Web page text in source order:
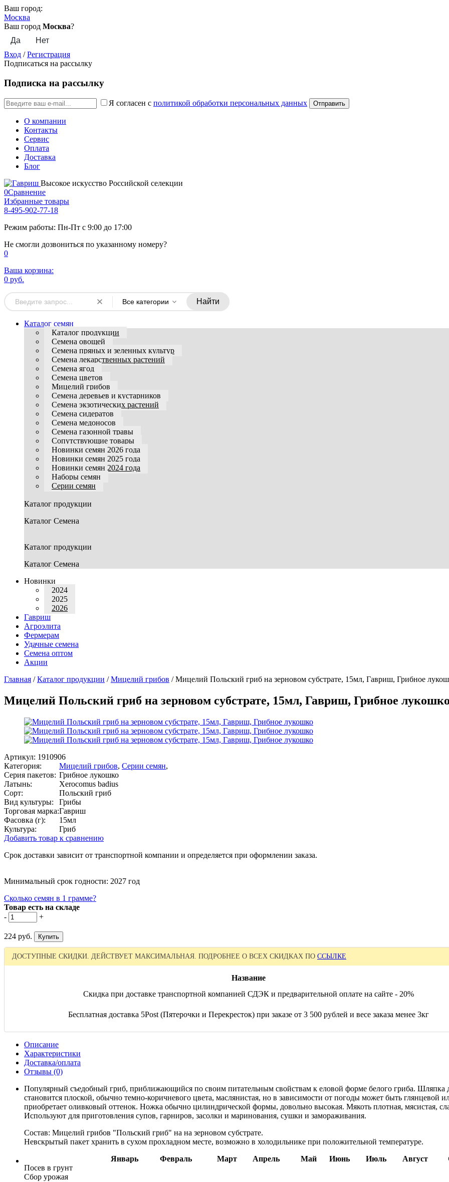
Ваш город:
Москва
Ваш город Москва?
Вход /Регистрация
Подписаться на рассылку
Подписка на рассылку
Я согласен с политикой обработки персональных данных
О компании
Контакты
Сервис
Оплата
Доставка
Блог
Высокое искусство Российской селекции
0Сравнение
Избранные товары
8-495-902-77-18
Режим работы: Пн-Пт с 9:00 до 17:00
Не смогли дозвониться по указанному номеру?
0
Ваша корзина:
0 руб.
Все категории Найти
Каталог семян
Каталог продукции
Семена овощей
Семена пряных и зеленных культур
Семена лекарственных растений
Семена ягод
Семена цветов
Мицелий грибов
Семена деревьев и кустарников
Семена экзотических растений
Семена сидератов
Семена медоносов
Семена газонной травы
Сопутствующие товары
Новинки семян 2026 года
Новинки семян 2025 года
Новинки семян 2024 года
Наборы семян
Серии семян
Каталог продукции
Каталог Семена
Каталог продукции
Каталог Семена
Новинки
2024
2025
2026
Гавриш
Агроэлита
Фермерам
Удачные семена
Семена оптом
Акции
Главная /Каталог продукции /Мицелий грибов /Мицелий Польский гриб на зерновом субстрате, 15мл, Гавриш, Грибное
Мицелий Польский гриб на зерновом субстрате, 15мл, Гавриш, Грибное
Артикул: 1910906
Категория:
Мицелий грибов, Серии семян,
Серия пакетов: Грибное лукошко
Латынь:
Xerocomus badius
Сорт:
Польский гриб
Вид культуры:
Грибы
Торговая марка:Гавриш
Фасовка (г):
15мл
Культура:
Гриб
Добавить товар к сравнению
Срок доставки зависит от транспортной компании и определяется при оформлении заказа.
Минимальный срок годности: 2027 год
Сколько семян в 1 грамме?
Товар есть на складе
-
+
224 руб.
ДОСТУПНЫЕ СКИДКИ. ДЕЙСТВУЕТ МАКСИМАЛЬНАЯ. ПОДРОБНЕЕ О ВСЕХ СКИДКАХ ПО ССЫЛКЕ
Название
Скидка при доставке транспортной компанией СДЭК и предварительной оплате на сайте - 20%
Бесплатная доставка 5Post (Пятерочки и Перекресток) при заказе от 3 500 рублей и весе заказа менее 3кг
Описание
Характеристики
Доставка/оплата
Отзывы (0)
Популярный съедобный гриб, приближающийся по своим питательным свойствам к еловой форме белого гриба. Шляпка
становится плоской, обычно темно-коричневого цвета, маслянистая, но в зависимости от погоды может быть глянцевой
приобретает оливковый оттенок. Ножка обычно цилиндрической формы, довольно высокая. Мякоть плотная, мясистая,
Используют для приготовления супов, гарниров, засолки и маринования, сушки и замораживания.
Состав: Мицелий грибов "Польский гриб" на на зерновом субстрате.
Невскрытый пакет хранить в сухом прохладном месте, возможно в холодильнике при положительной температуре.
Январь
Февраль Март Апрель Май Июнь Июль Август
Посев в грунт
Сбор урожая